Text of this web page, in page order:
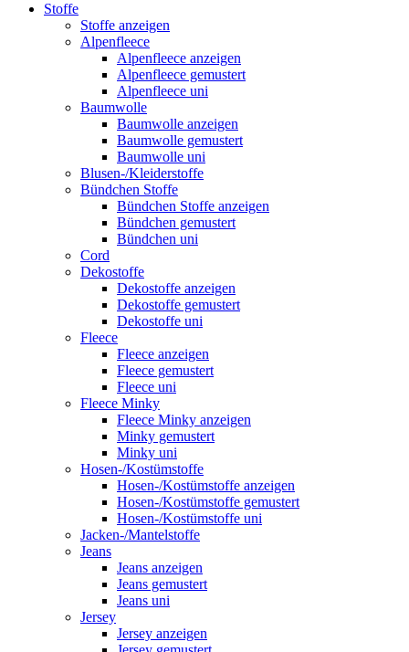
Stoffe
Stoffe anzeigen
Alpenfleece
Alpenfleece anzeigen
Alpenfleece gemustert
Alpenfleece uni
Baumwolle
Baumwolle anzeigen
Baumwolle gemustert
Baumwolle uni
Blusen-/Kleiderstoffe
Bündchen Stoffe
Bündchen Stoffe anzeigen
Bündchen gemustert
Bündchen uni
Cord
Dekostoffe
Dekostoffe anzeigen
Dekostoffe gemustert
Dekostoffe uni
Fleece
Fleece anzeigen
Fleece gemustert
Fleece uni
Fleece Minky
Fleece Minky anzeigen
Minky gemustert
Minky uni
Hosen-/Kostümstoffe
Hosen-/Kostümstoffe anzeigen
Hosen-/Kostümstoffe gemustert
Hosen-/Kostümstoffe uni
Jacken-/Mantelstoffe
Jeans
Jeans anzeigen
Jeans gemustert
Jeans uni
Jersey
Jersey anzeigen